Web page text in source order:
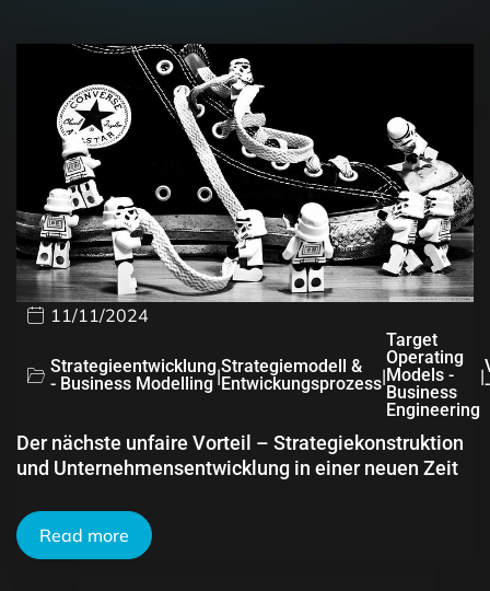
11/11/2024
Strategieentwicklung
- Business Modelling |Strategiemodell &
Entwickungsprozess|
Target
Operating
Models -
Business
Engineering
|
Der nächste unfaire Vorteil – Strategiekonstruktion
und Unternehmensentwicklung in einer neuen Zeit
Read more